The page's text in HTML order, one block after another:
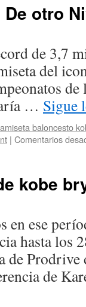
otro
de 3,7
del
… Sigue
baloncesto
| Comentarios
kobe
en ese
hasta los
Prodrive
de